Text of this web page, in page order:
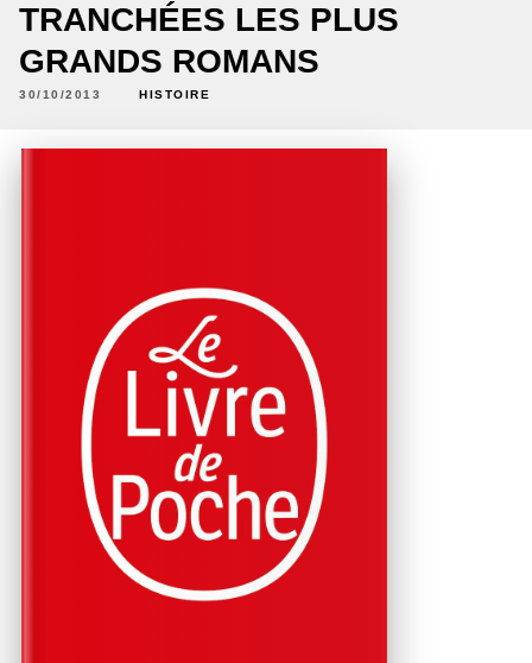
TRANCHÉES LES PLUS
GRANDS ROMANS
30/10/2013 HISTOIRE